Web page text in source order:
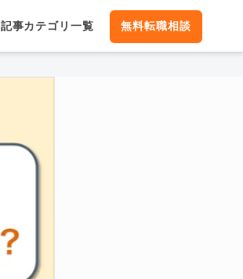
記事カテゴリ一覧 無料転職相談